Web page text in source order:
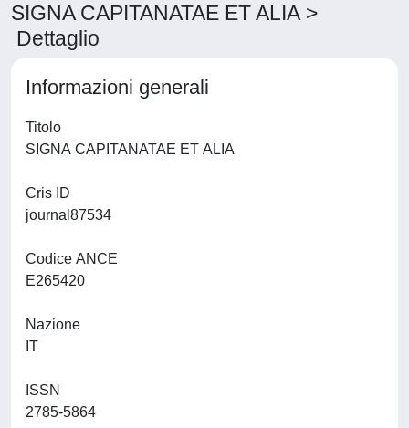
SIGNA CAPITANATAE ET ALIA >
Dettaglio
Informazioni generali
Titolo
Cris ID
Codice ANCE
Nazione
ISSN